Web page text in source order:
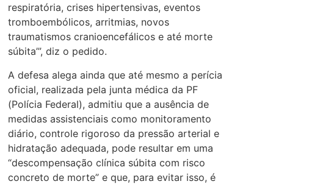
respiratória, crises hipertensivas, eventos
tromboembólicos, arritmias, novos
traumatismos cranioencefálicos e até morte
súbita’”, diz o pedido.
A defesa alega ainda que até mesmo a perícia
oficial, realizada pela junta médica da PF
(Polícia Federal), admitiu que a ausência de
medidas assistenciais como monitoramento
diário, controle rigoroso da pressão arterial e
hidratação adequada, pode resultar em uma
“descompensação clínica súbita com risco
concreto de morte” e que, para evitar isso, é